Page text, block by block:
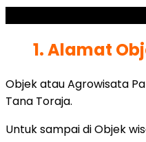
1. Alamat
Objek atau Agrowisata
Tana Toraja.
Untuk sampai di Objek